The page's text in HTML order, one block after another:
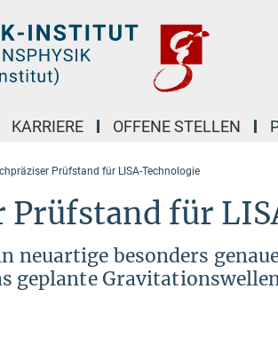
KARRIERE OFFENE STELLEN
Prüfstand für LISA-Technologie
Prüfstand für
neuartige besonders
geplante